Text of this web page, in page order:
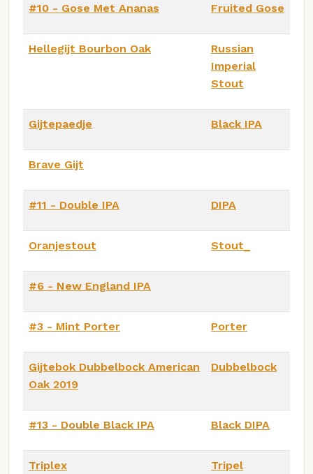
#10 - Gose Met Ananas Fruited Gose
Hellegijt Bourbon Oak
Russian
Imperial
Stout
Gijtepaedje Black IPA
Brave Gijt
#11 - Double IPA DIPA
Oranjestout Stout_
#6 - New England IPA
#3 - Mint Porter Porter
Gijtebok Dubbelbock American
Oak 2019
Dubbelbock
#13 - Double Black IPA Black DIPA
Triplex Tripel